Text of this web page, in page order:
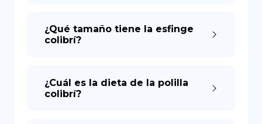
¿Qué tamaño tiene la esfinge
colibrí?
¿Cuál es la dieta de la polilla
colibrí?